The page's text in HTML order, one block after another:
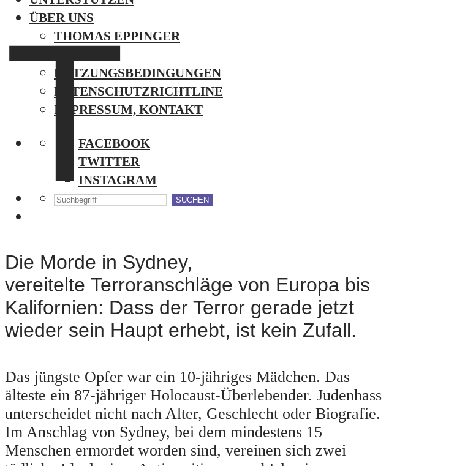
ÜBER UNS
THOMAS EPPINGER
NUTZUNGSBEDINGUNGEN
DATENSCHUTZRICHTLINE
IMPRESSUM, KONTAKT
FACEBOOK
TWITTER
INSTAGRAM
SUCHEN
T
Die Morde in Sydney,
vereitelte Terroranschläge von Europa bis
Kalifornien: Dass der Terror gerade jetzt
wieder sein Haupt erhebt, ist kein Zufall.
Das jüngste Opfer war ein 10-jähriges Mädchen. Das
älteste ein 87-jähriger Holocaust-Überlebender. Judenhass
unterscheidet nicht nach Alter, Geschlecht oder Biografie.
Im Anschlag von Sydney, bei dem mindestens 15
Menschen ermordet worden sind, vereinen sich zwei